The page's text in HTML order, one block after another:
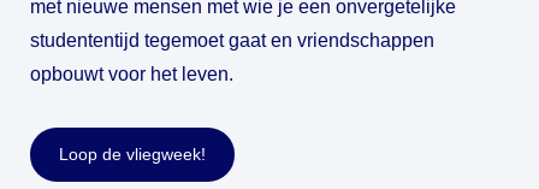
met nieuwe mensen met wie je een onvergetelijke
studententijd tegemoet gaat en vriendschappen
opbouwt voor het leven.
Loop de vliegweek!